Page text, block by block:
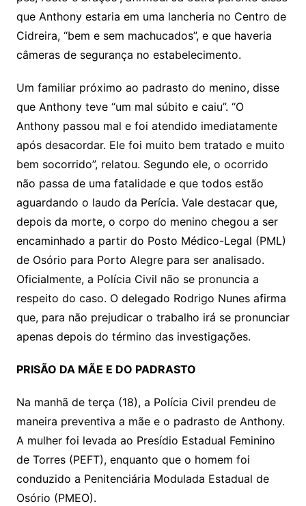
que Anthony estaria em uma lancheria no Centro de
Cidreira, “bem e sem machucados”, e que haveria
câmeras de segurança no estabelecimento.
Um familiar próximo ao padrasto do menino, disse
que Anthony teve “um mal súbito e caiu”. “O
Anthony passou mal e foi atendido imediatamente
após desacordar. Ele foi muito bem tratado e muito
bem socorrido”, relatou. Segundo ele, o ocorrido
não passa de uma fatalidade e que todos estão
aguardando o laudo da Perícia. Vale destacar que,
depois da morte, o corpo do menino chegou a ser
encaminhado a partir do Posto Médico-Legal (PML)
de Osório para Porto Alegre para ser analisado.
Oficialmente, a Polícia Civil não se pronuncia a
respeito do caso. O delegado Rodrigo Nunes afirma
que, para não prejudicar o trabalho irá se pronunciar
apenas depois do término das investigações.
PRISÃO DA MÃE E DO PADRASTO
Na manhã de terça (18), a Polícia Civil prendeu de
maneira preventiva a mãe e o padrasto de Anthony.
A mulher foi levada ao Presídio Estadual Feminino
de Torres (PEFT), enquanto que o homem foi
conduzido a Penitenciária Modulada Estadual de
Osório (PMEO).